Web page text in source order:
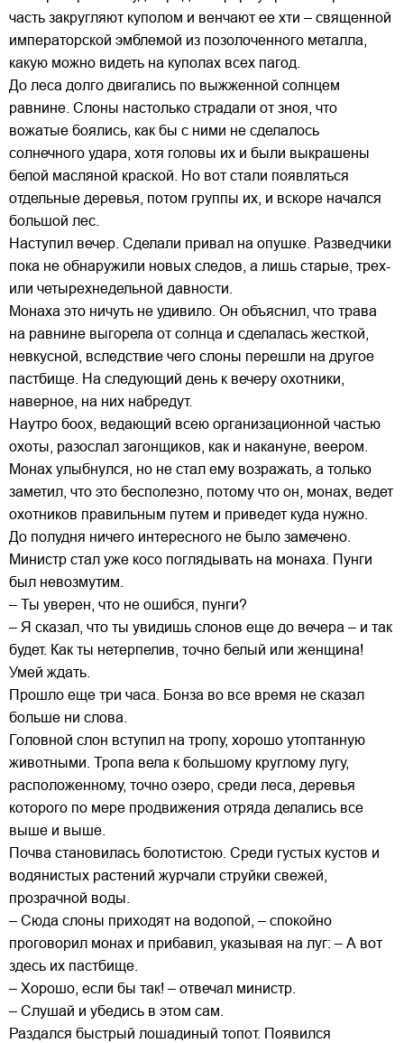
часть закругляют куполом и венчают ее хти – священной
императорской эмблемой из позолоченного металла,
какую можно видеть на куполах всех пагод.
До леса долго двигались по выжженной солнцем
равнине. Слоны настолько страдали от зноя, что
вожатые боялись, как бы с ними не сделалось
солнечного удара, хотя головы их и были выкрашены
белой масляной краской. Но вот стали появляться
отдельные деревья, потом группы их, и вскоре начался
большой лес.
Наступил вечер. Сделали привал на опушке. Разведчики
пока не обнаружили новых следов, а лишь старые, трех-
или четырехнедельной давности.
Монаха это ничуть не удивило. Он объяснил, что трава
на равнине выгорела от солнца и сделалась жесткой,
невкусной, вследствие чего слоны перешли на другое
пастбище. На следующий день к вечеру охотники,
наверное, на них набредут.
Наутро боох, ведающий всею организационной частью
охоты, разослал загонщиков, как и накануне, веером.
Монах улыбнулся, но не стал ему возражать, а только
заметил, что это бесполезно, потому что он, монах, ведет
охотников правильным путем и приведет куда нужно.
До полудня ничего интересного не было замечено.
Министр стал уже косо поглядывать на монаха. Пунги
был невозмутим.
– Ты уверен, что не ошибся, пунги?
– Я сказал, что ты увидишь слонов еще до вечера – и так
будет. Как ты нетерпелив, точно белый или женщина!
Умей ждать.
Прошло еще три часа. Бонза во все время не сказал
больше ни слова.
Головной слон вступил на тропу, хорошо утоптанную
животными. Тропа вела к большому круглому лугу,
расположенному, точно озеро, среди леса, деревья
которого по мере продвижения отряда делались все
выше и выше.
Почва становилась болотистою. Среди густых кустов и
водянистых растений журчали струйки свежей,
прозрачной воды.
– Сюда слоны приходят на водопой, – спокойно
проговорил монах и прибавил, указывая на луг: – А вот
здесь их пастбище.
– Хорошо, если бы так! – отвечал министр.
– Слушай и убедись в этом сам.
Раздался быстрый лошадиный топот. Появился